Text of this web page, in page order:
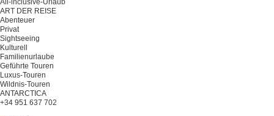
All-inclusive-Urlaub
ART DER REISE
Abenteuer
Privat
Sightseeing
Kulturell
Familienurlaube
Geführte Touren
Luxus-Touren
Wildnis-Touren
ANTARCTICA
+34 951 637 702